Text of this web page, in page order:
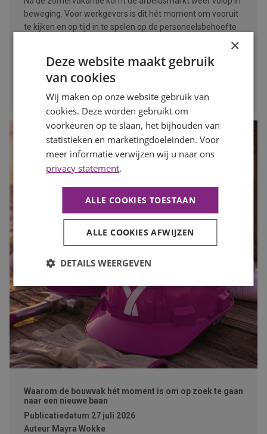
beweging. Voor werkgevers is dit hét moment om vooruit
te kijken en op tijd in te spelen op de personeelsbehoefte
LEES MEER
Waarom de bouwvak hét moment is om op zoek te gaan
naar een nieuwe baan
Publicatiedatum 27 juli 2026
Auteur Mayra Wokke
×
Deze website maakt gebruik
van cookies
Wij maken op onze website gebruik van
cookies. Deze worden gebruikt om
voorkeuren op te slaan, het bijhouden van
statistieken en marketingdoeleinden. Voor
meer informatie verwijzen wij u naar ons
privacy statement.
ALLE COOKIES TOESTAAN
ALLE COOKIES AFWIJZEN
DETAILS WEERGEVEN